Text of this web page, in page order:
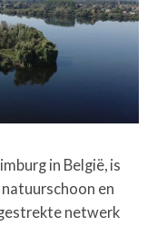
in België, is
en
netwerk